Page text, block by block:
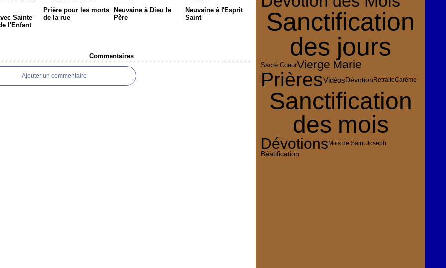
Sainte
l'Enfant
Prière pour les morts
de la rue
Neuvaine à Dieu le
Père
Neuvaine à l'Esprit
Saint
Commentaires
Ajouter un commentaire
Sanctification
des jours
Sacré CoeurVierge Marie
PrièresVidéosDévotion RetraiteCarême
Sanctification
des mois
Dévotions Mois de Saint Joseph
Béatification